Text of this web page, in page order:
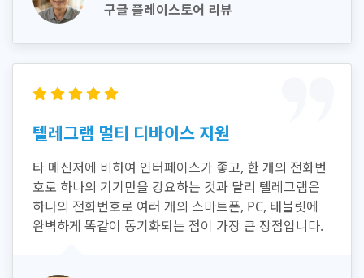
구글 플레이스토어 리뷰
텔레그램 멀티 디바이스 지원
타 메신저에 비하여 인터페이스가 좋고, 한 개의 전화번
호로 하나의 기기만을 강요하는 것과 달리 텔레그램은
하나의 전화번호로 여러 개의 스마트폰, PC, 태블릿에
완벽하게 똑같이 동기화되는 점이 가장 큰 장점입니다.